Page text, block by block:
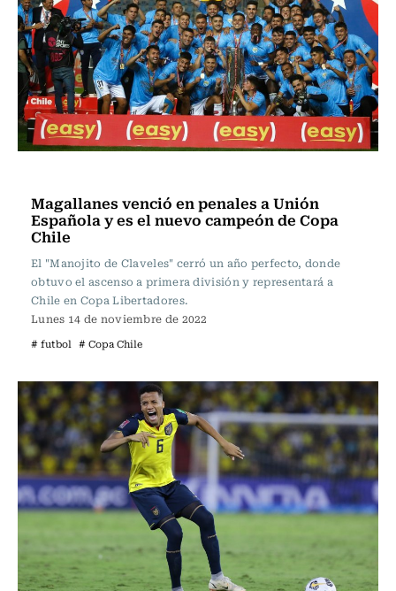
Magallanes venció en penales a Unión
Española y es el nuevo campeón de Copa
Chile
El "Manojito de Claveles" cerró un año perfecto, donde
obtuvo el ascenso a primera división y representará a
Chile en Copa Libertadores.
Lunes 14 de noviembre de 2022
# futbol # Copa Chile